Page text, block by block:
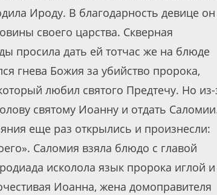
Ироду. В благодарность девице он
своего царства. Скверная
просила дать ей тотчас же на блюде
гнева Божия за убийство пророка,
любил святого Предтечу. Но из-
святому Иоанну и отдать
еще раз открылись и произнесли:
Саломия взяла блюдо с главой
исколола язык пророка иглой и
Иоанна, жена домоправителя